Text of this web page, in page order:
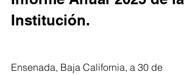
Institución.
Ensenada, Baja California, a 30 de